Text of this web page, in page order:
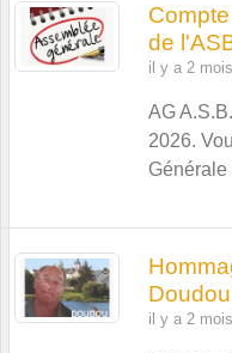
de
il y a 2 mois
AG
2026.
Générale
il y a 2 mois